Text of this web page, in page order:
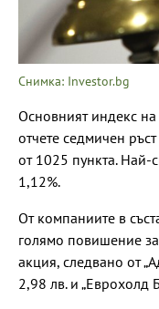
Снимка: Investor.bg
Основният индекс
отчете седмичен
от 1025 пункта. Най-
1,12%.
От компаниите в
голямо повишение
акция, следвано от
2,98 лв. и „Еврохолд